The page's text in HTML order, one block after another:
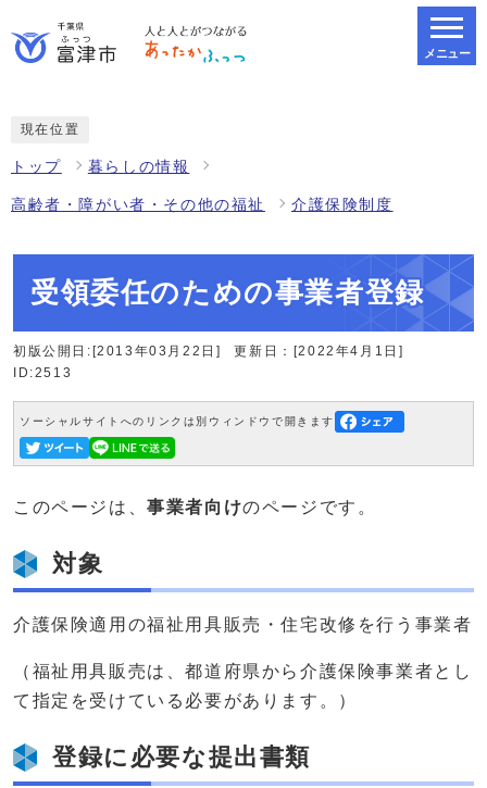
メニュー
現在位置
トップ 暮らしの情報
高齢者・障がい者・その他の福祉 介護保険制度
受領委任のための事業者登録
初版公開日:[2013年03月22日]
更新日：[2022年4月1日]
ID:2513
ソーシャルサイトへのリンクは別ウィンドウで開きます
このページは、事業者向けのページです。
対象
介護保険適用の福祉用具販売・住宅改修を行う事業者
（福祉用具販売は、都道府県から介護保険事業者とし
て指定を受けている必要があります。）
登録に必要な提出書類